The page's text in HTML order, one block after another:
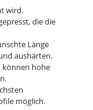
wird.
die die
Länge
aushärten.
können hohe
möglich.